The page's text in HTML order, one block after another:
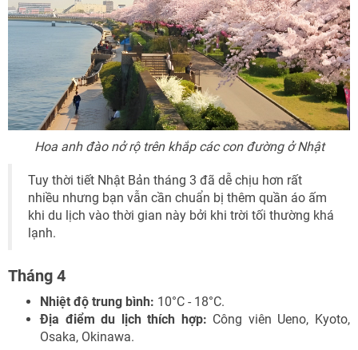
Hoa anh đào nở rộ trên khắp các con đường ở Nhật
Tuy thời tiết Nhật Bản tháng 3 đã dễ chịu hơn rất
nhiều nhưng bạn vẫn cần chuẩn bị thêm quần áo ấm
khi du lịch vào thời gian này bởi khi trời tối thường khá
lạnh.
Tháng 4
Nhiệt độ trung bình: 10°C - 18°C.
Địa điểm du lịch thích hợp: Công viên Ueno, Kyoto,
Osaka, Okinawa.